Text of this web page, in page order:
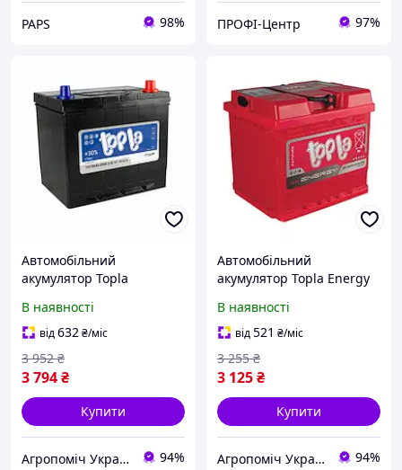
PAPS 98% ПРОФІ-Центр 97%
Автомобільний
акумулятор Topla
60Ач 600А(EN) R+ 118 860
В наявності
від632₴/міс
3 794₴
3 952 ₴
Купити
Агропоміч Україна 94%
Автомобільний
акумулятор Topla Energy
R+ 108 050
В наявності
від521 ₴/міс
3 125₴
3 255 ₴
Купити
Агропоміч Україна 94%